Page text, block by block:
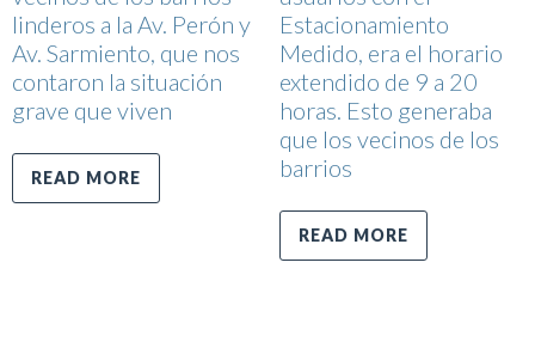
linderos a la Av. Perón y
Av. Sarmiento, que nos
contaron la situación
grave que viven
READ MORE
Estacionamiento
Medido, era el horario
extendido de 9 a 20
horas. Esto generaba
que los vecinos de los
barrios
READ MORE